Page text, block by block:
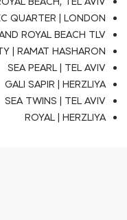
QUARTER | LONDON
ROYAL BEACH TLV
| RAMAT HASHARON
SEA PEARL | TEL AVIV
GALI SAPIR | HERZLIYA
SEA TWINS | TEL AVIV
ROYAL | HERZLIYA